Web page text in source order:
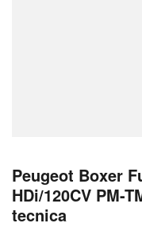
Peugeot Boxer
HDi/120CV PM-
tecnica